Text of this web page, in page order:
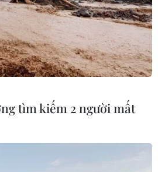
Việt Nam
Thái Lan vẫn
2026 ngày
đến ngôi đầu
tìm kiếm 2 người mất